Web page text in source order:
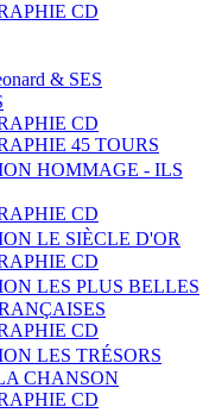
CD
& SES
CD
45 TOURS
HOMMAGE - ILS
CD
LE SIÈCLE D'OR
CD
LES PLUS BELLES
CD
LES TRÉSORS
CHANSON
CD